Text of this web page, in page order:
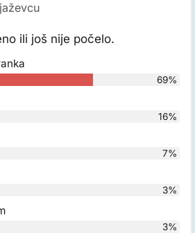
ili još nije počelo.
69%
16%
7%
3%
3%